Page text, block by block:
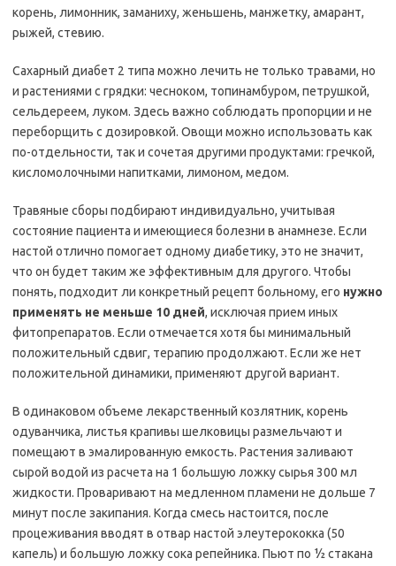
корень, лимонник, заманиху, женьшень, манжетку, амарант,
рыжей, стевию.
Сахарный диабет 2 типа можно лечить не только травами, но
и растениями с грядки: чесноком, топинамбуром, петрушкой,
сельдереем, луком. Здесь важно соблюдать пропорции и не
переборщить с дозировкой. Овощи можно использовать как
по-отдельности, так и сочетая другими продуктами: гречкой,
кисломолочными напитками, лимоном, медом.
Травяные сборы подбирают индивидуально, учитывая
состояние пациента и имеющиеся болезни в анамнезе. Если
настой отлично помогает одному диабетику, это не значит,
что он будет таким же эффективным для другого. Чтобы
понять, подходит ли конкретный рецепт больному, его нужно
применять не меньше 10 дней, исключая прием иных
фитопрепаратов. Если отмечается хотя бы минимальный
положительный сдвиг, терапию продолжают. Если же нет
положительной динамики, применяют другой вариант.
В одинаковом объеме лекарственный козлятник, корень
одуванчика, листья крапивы шелковицы размельчают и
помещают в эмалированную емкость. Растения заливают
сырой водой из расчета на 1 большую ложку сырья 300 мл
жидкости. Проваривают на медленном пламени не дольше 7
минут после закипания. Когда смесь настоится, после
процеживания вводят в отвар настой элеутерококка (50
капель) и большую ложку сока репейника. Пьют по ½ стакана